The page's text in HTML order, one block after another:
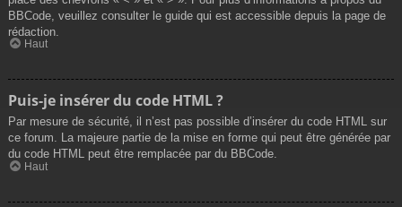
BBCode, veuillez consulter le guide qui est accessible depuis la page de
rédaction.
Haut
Puis-je insérer du code HTML ?
Par mesure de sécurité, il n’est pas possible d’insérer du code HTML sur
ce forum. La majeure partie de la mise en forme qui peut être générée par
du code HTML peut être remplacée par du BBCode.
Haut